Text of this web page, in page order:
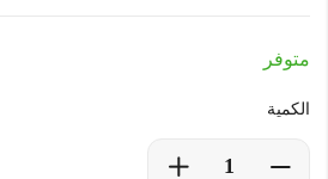
متوفر
الكمية